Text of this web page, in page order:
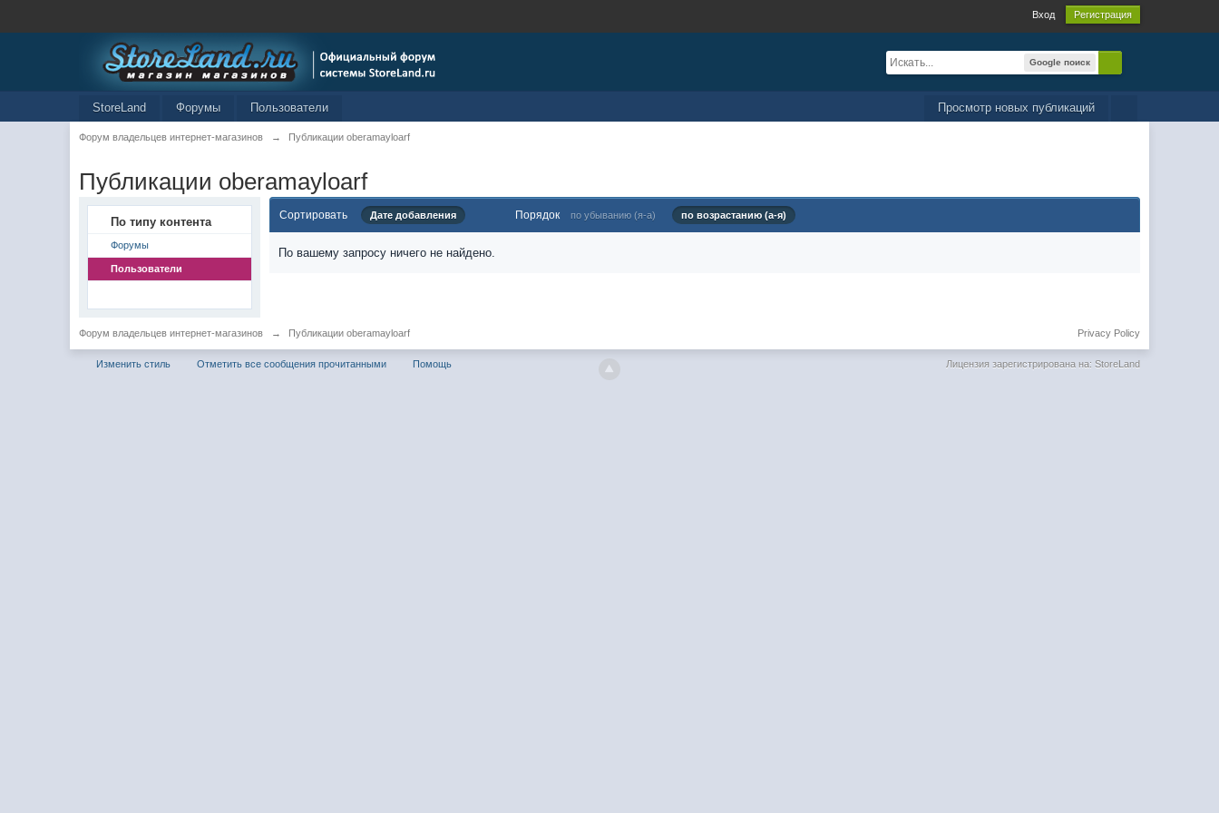
Вход Регистрация
Google поиск
Просмотр новых публикаций
StoreLand Форумы Пользователи
Форум владельцев интернет-магазинов → Публикации oberamayloarf
Публикации oberamayloarf
По типу контента
Форумы
Пользователи
Сортировать Дате добавления Порядок по убыванию (я-а) по возрастанию (а-я)
По вашему запросу ничего не найдено.
Форум владельцев интернет-магазинов → Публикации oberamayloarf Privacy Policy
Изменить стиль Отметить все сообщения прочитанными Помощь Лицензия зарегистрирована на: StoreLand